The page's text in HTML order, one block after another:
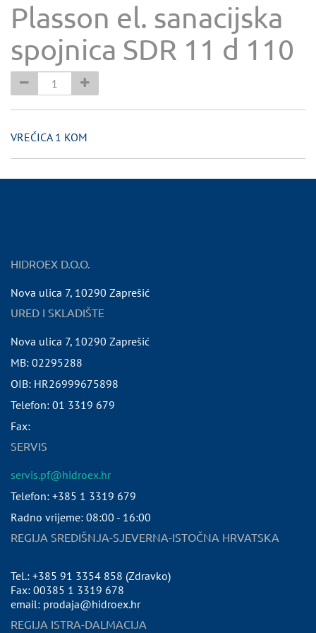
Plasson el. sanacijska
spojnica SDR 11 d 110
VREĆICA 1 KOM
HIDROEX D.O.O.
Nova ulica 7, 10290 Zaprešić
URED I SKLADIŠTE
Nova ulica 7, 10290 Zaprešić
MB: 02295288
OIB: HR26999675898
Telefon: 01 3319 679
Fax:
SERVIS
servis.pf@hidroex.hr
Telefon: +385 1 3319 679
Radno vrijeme: 08:00 - 16:00
REGIJA SREDIŠNJA-SJEVERNA-ISTOČNA HRVATSKA
Tel.: +385 91 3354 858 (Zdravko)
Fax: 00385 1 3319 678
email: prodaja@hidroex.hr
REGIJA ISTRA-DALMACIJA